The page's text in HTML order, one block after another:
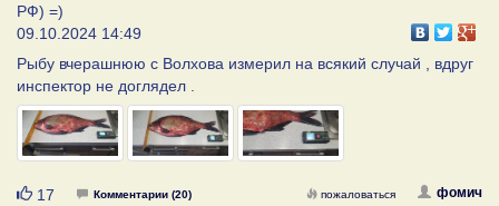
РФ) =)
09.10.2024 14:49
Рыбу вчерашнюю с Волхова измерил на всякий случай , вдруг
инспектор не доглядел .
Нравится
17 Комментарии (20) фомич
пожаловаться